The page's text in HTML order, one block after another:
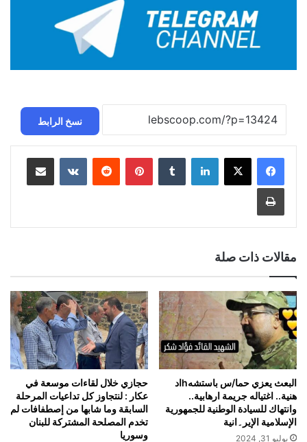
نسخ الرابط
لينكدإن بينتيريست مشاركة عبر البريد
طباعة
مقالات ذات صلة
البعث يعزي حما/س باستشهhاد
هنية.. اغتياله جريمة ارهابية..
وانتهاك للسيادة الوطنية للجمهورية
الإسلامية الإير۔انية
يوليو 31, 2024
حجازي خلال لقاءات موسعة في
عكار : لنتجاوز كل تداعيات المرحلة
السابقة وما شابها من إصطفافات لم
تخدم المصلحة المشتركة للبنان
وسوريا